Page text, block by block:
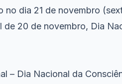
dia 21 de novembro
20 de novembro, Dia
– Dia Nacional da